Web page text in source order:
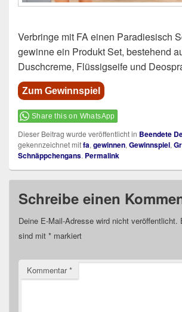
Verbringe mit FA einen Paradiesisch
gewinne ein Produkt Set, bestehend
Duschcreme, Flüssigseife und
Zum Gewinnspiel
Share this on WhatsApp
Dieser Beitrag wurde veröffentlicht in Beendete
gekennzeichnet mitfa,gewinnen,Gewinnspiel,
Schnäppchengans. Permalink
Schreibe einen
Deine E-Mail-Adresse wird nicht veröffentlicht.
sind mit * markiert
Kommentar*